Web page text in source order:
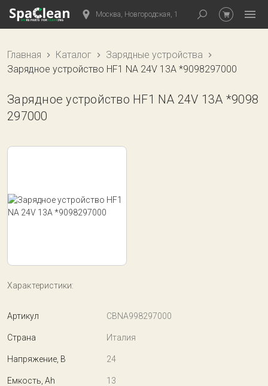
Москва, Новгородская, 1
Главная Каталог
Зарядные устройства
Зарядное устройство HF1 NA 24V 13A *9098297000
Зарядное устройство HF1 NA 24V 13A *9098
297000
Характеристики:
Артикул CBNA998297000
Страна Италия
Напряжение, В 24
Емкость, Ah 13